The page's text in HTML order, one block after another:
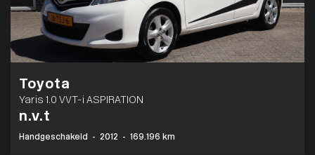
Toyota
Yaris 1.0 VVT-i ASPIRATION
n.v.t
Handgeschakeld - 2012 - 169.196 km